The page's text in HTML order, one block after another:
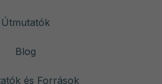
Útmutatók
Blog
és Források